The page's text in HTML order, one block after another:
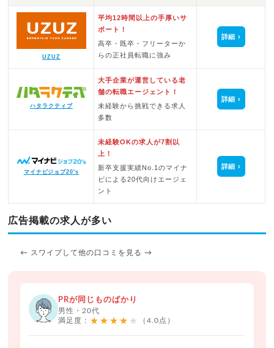
UZUZ
平均12時間以上の手厚いサ
ポート！
高卒・既卒・フリーターか
らの正社員転職に強み
詳細
ハタラクティブ
大手企業が運営している老
舗の転職エージェント！
未経験から挑戦できる求人
多数
詳細
マイナビジョブ20's
未経験OKの求人が7割以
上！
新卒支援実績No.1のマイナ
ビによる20代向けエージェ
ント
詳細
広告掲載の求人が多い
← スワイプして他の口コミを見る →
PRが同じものばかり
男性・20代
満足度： ★★★★★ （4.0点）